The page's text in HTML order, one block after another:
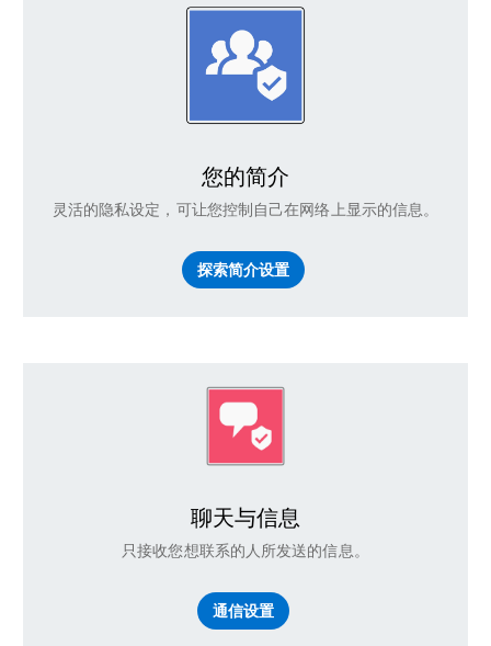
您的简介
灵活的隐私设定，可让您控制自己在网络上显示的信息。
探索简介设置
聊天与信息
只接收您想联系的人所发送的信息。
通信设置